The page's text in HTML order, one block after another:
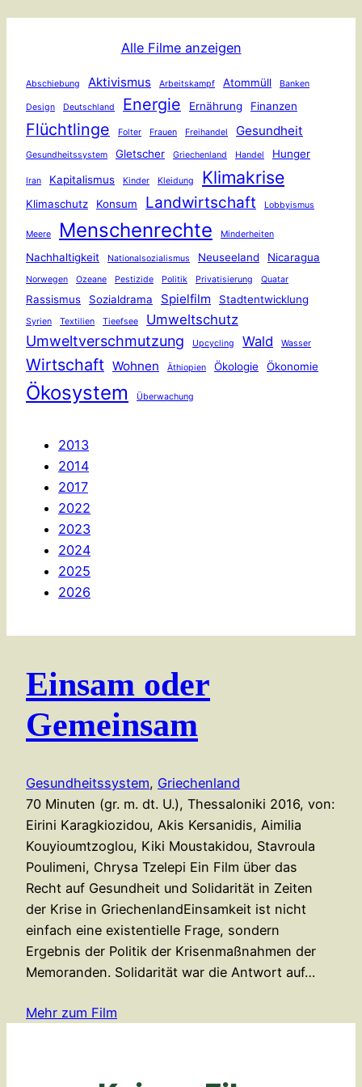
Alle Filme anzeigen
Abschiebung Aktivismus Arbeitskampf Atommüll Banken
Design Deutschland Energie Ernährung Finanzen
Flüchtlinge Folter Frauen Freihandel Gesundheit
Gesundheitssystem Gletscher Griechenland Handel Hunger
Iran Kapitalismus Kinder Kleidung Klimakrise
Klimaschutz Konsum Landwirtschaft Lobbyismus
Meere Menschenrechte Minderheiten
Nachhaltigkeit Nationalsozialismus Neuseeland Nicaragua
Norwegen Ozeane Pestizide Politik Privatisierung Quatar
Rassismus Sozialdrama Spielfilm Stadtentwicklung
Syrien Textilien Tieefsee Umweltschutz
Umweltverschmutzung Upcycling Wald Wasser
Wirtschaft Wohnen Äthiopien Ökologie Ökonomie
Ökosystem Überwachung
2013
2014
2017
2022
2023
2024
2025
2026
Einsam oder
Gemeinsam
Gesundheitssystem, Griechenland
70 Minuten (gr. m. dt. U.), Thessaloniki 2016, von:
Eirini Karagkiozidou, Akis Kersanidis, Aimilia
Kouyioumtzoglou, Kiki Moustakidou, Stavroula
Poulimeni, Chrysa Tzelepi Ein Film über das
Recht auf Gesundheit und Solidarität in Zeiten
der Krise in GriechenlandEinsamkeit ist nicht
einfach eine existentielle Frage, sondern
Ergebnis der Politik der Krisenmaßnahmen der
Memoranden. Solidarität war die Antwort auf…
Mehr zum Film